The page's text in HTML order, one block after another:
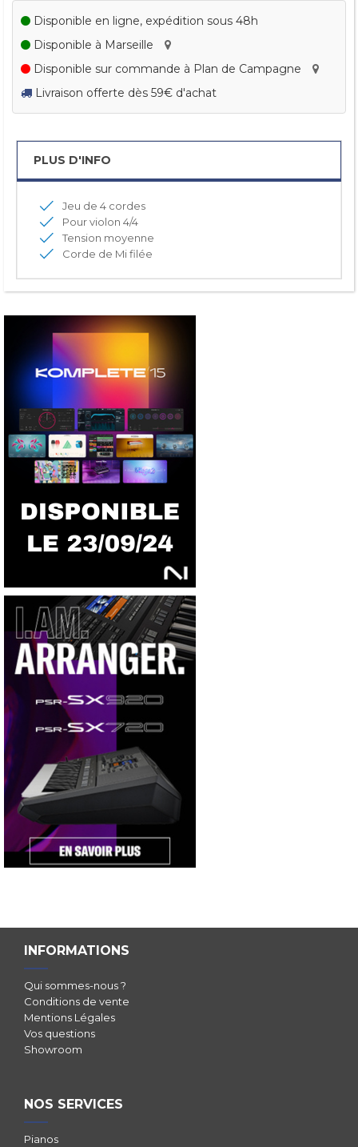
Disponible en ligne, expédition sous 48h
Disponible à Marseille
Disponible sur commande à Plan de Campagne
Livraison offerte dès 59€ d'achat
PLUS D'INFO
Jeu de 4 cordes
Pour violon 4/4
Tension moyenne
Corde de Mi filée
INFORMATIONS
Qui sommes-nous ?
Conditions de vente
Mentions Légales
Vos questions
Showroom
NOS SERVICES
Pianos